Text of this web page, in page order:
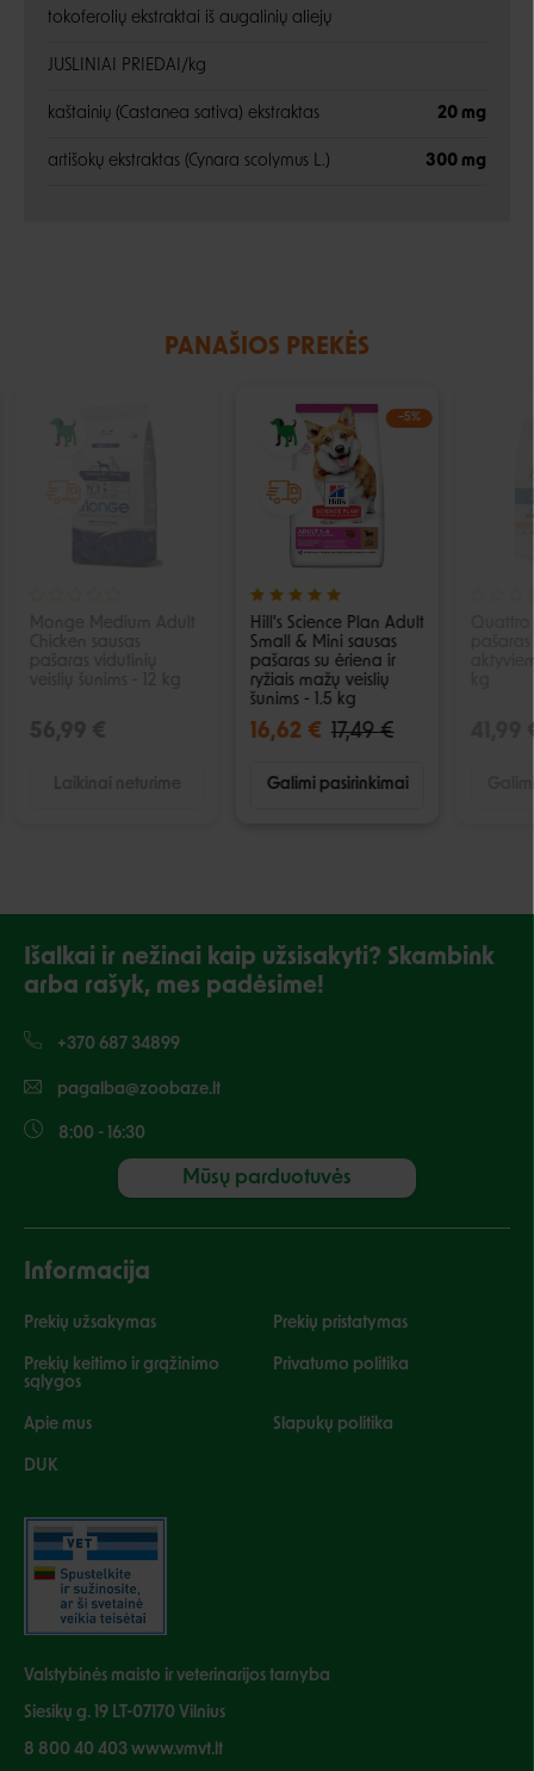
tokoferolių ekstraktai iš augalinių aliejų
JUSLINIAI PRIEDAI/kg
kaštainių (Castanea sativa) ekstraktas 20 mg
artišokų ekstraktas (Cynara scolymus L.) 300 mg
PANAŠIOS PREKĖS
−5%
Hill's Science Plan Adult
Small & Mini sausas
pašaras su ėriena ir
ryžiais mažų veislių
šunims - 1.5 kg
16,62 € 17,49 €
Galimi pasirinkimai
41,99
Išalkai ir nežinai kaip užsisakyti? Skambink
arba rašyk, mes padėsime!
+370 687 34899
pagalba@zoobaze.lt
8:00 - 16:30
Mūsų parduotuvės
Informacija
Prekių užsakymas Prekių pristatymas
Prekių keitimo ir grąžinimo
sąlygos
Privatumo politika
Apie mus Slapukų politika
DUK
Valstybinės maisto ir veterinarijos tarnyba
Siesikų g. 19 LT-07170 Vilnius
8 800 40 403 www.vmvt.lt